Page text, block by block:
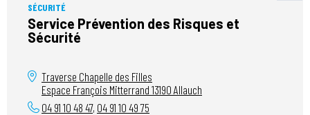
SÉCURITÉ
Service Prévention des Risques et
Sécurité
Traverse Chapelle des Filles
Espace François Mitterrand 13190 Allauch
04 91 10 48 47, 04 91 10 49 75